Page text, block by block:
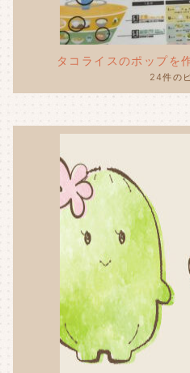
タコライスのポップを
24件の